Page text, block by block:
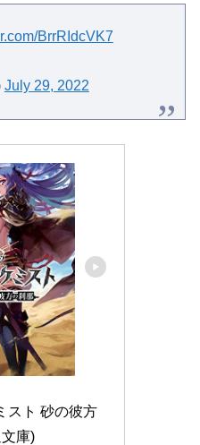
BrrRIdcVK7
July 29, 2022
スト 砂の彼方
庫)